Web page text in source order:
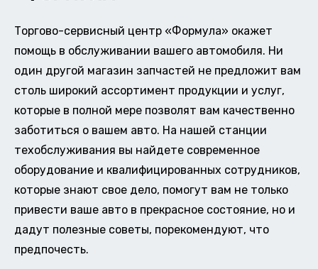
Торгово-сервисный центр «Формула» окажет
помощь в обслуживании вашего автомобиля. Ни
один другой магазин запчастей не предложит вам
столь широкий ассортимент продукции и услуг,
которые в полной мере позволят вам качественно
заботиться о вашем авто. На нашей станции
техобслуживания вы найдете современное
оборудование и квалифицированных сотрудников,
которые знают свое дело, помогут вам не только
привести ваше авто в прекрасное состояние, но и
дадут полезные советы, порекомендуют, что
предпочесть.